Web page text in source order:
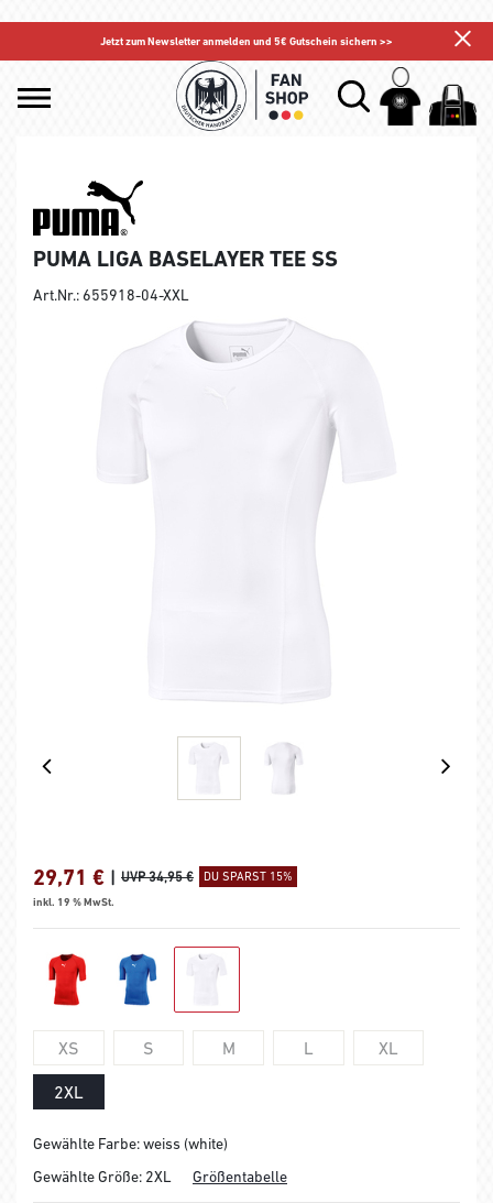
Jetzt zum Newsletter anmelden und 5€ Gutschein sichern >>
PUMA LIGA BASELAYER TEE SS
Art.Nr.: 655918-04-XXL
29,71 € | UVP 34,95 € DU SPARST 15%
inkl. 19 % MwSt.
XS S M L XL
2XL
Gewählte Farbe: weiss (white)
Gewählte Größe: 2XL Größentabelle